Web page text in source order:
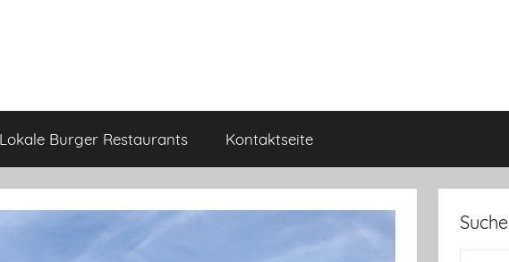
Lokale Burger Restaurants Kontaktseite
Suche